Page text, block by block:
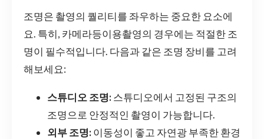
조명은 촬영의 퀄리티를 좌우하는 중요한 요소에
요. 특히, 카메라등이용촬영의 경우에는 적절한 조
명이 필수적입니다. 다음과 같은 조명 장비를 고려
해보세요:
스튜디오 조명: 스튜디오에서 고정된 구조의
조명으로 안정적인 촬영이 가능합니다.
외부 조명: 이동성이 좋고 자연광 부족한 환경